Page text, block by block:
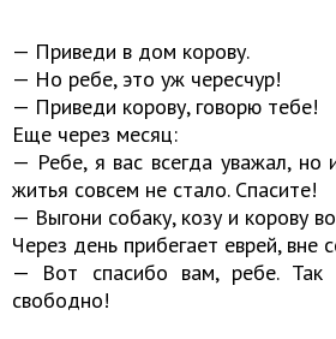
— Приведи в дом корову.
— Но ребе, это уж чересчур!
— Приведи корову, говорю тебе!
Еще через месяц:
— Ребе, я вас всегда уважал, но
житья совсем не стало. Спасите!
— Выгони собаку, козу и корову
Через день прибегает еврей, вне
— Вот спасибо вам, ребе. Так
свободно!